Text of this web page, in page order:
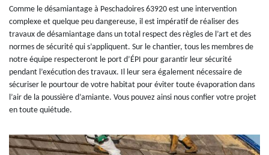
Comme le désamiantage à Peschadoires 63920 est une intervention
complexe et quelque peu dangereuse, il est impératif de réaliser des
travaux de désamiantage dans un total respect des règles de l’art et des
normes de sécurité qui s’appliquent. Sur le chantier, tous les membres de
notre équipe respecteront le port d’ÉPI pour garantir leur sécurité
pendant l’exécution des travaux. Il leur sera également nécessaire de
sécuriser le pourtour de votre habitat pour éviter toute évaporation dans
l’air de la poussière d’amiante. Vous pouvez ainsi nous confier votre projet
en toute quiétude.